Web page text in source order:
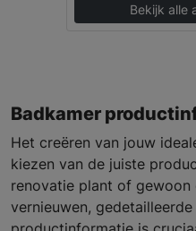
Bekijk alle
Badkamer
Het creëren van jouw
kiezen van de juiste
renovatie plant of gewoon
vernieuwen,